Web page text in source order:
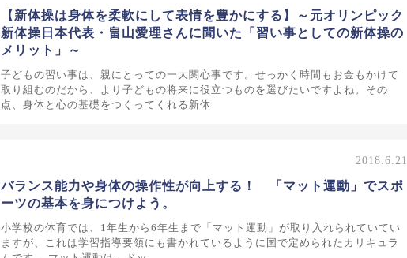
【新体操は身体を柔軟にして表情を豊かにする】～元オリンピック
新体操日本代表・畠山愛理さんに聞いた「習い事としての新体操の
メリット」～
子どもの習い事は、親にとっての一大関心事です。せっかく時間もお金もかけて
取り組むのだから、より子どもの将来に役立つものを選びたいですよね。その
点、身体と心の基礎をつくってくれる新体
2018.6.21
バランス能力や身体の操作性が向上する！ 「マット運動」でスポ
ーツの基本を身につけよう。
小学校の体育では、1年生から6年生まで「マット運動」が取り入れられていてい
ますが、これは学習指導要領にも書かれているように国で定められたカリキュラ